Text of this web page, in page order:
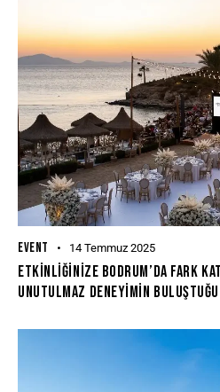
EVENT 14 Temmuz 2025
Etkinliğinize Bodrum’da Fark
Unutulmaz Deneyimin